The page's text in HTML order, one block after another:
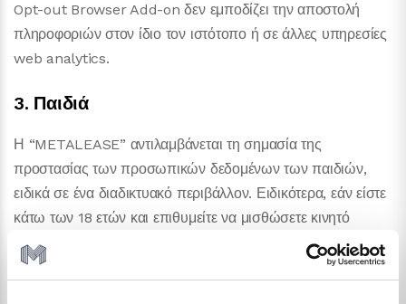
Opt-out Browser Add-on δεν εμποδίζει την αποστολή
πληροφοριών στον ίδιο τον ιστότοπο ή σε άλλες υπηρεσίες
web analytics.
3. Παιδιά
Η “METALEASE” αντιλαμβάνεται τη σημασία της
προστασίας των προσωπικών δεδομένων των παιδιών,
ειδικά σε ένα διαδικτυακό περιβάλλον. Ειδικότερα, εάν είστε
κάτω των 18 ετών και επιθυμείτε να μισθώσετε κινητό
τηλεφώνο, tablet ή άλλης συσκευής ή να έρθετε σε
επικοινωνία μαζί μας, θα πρέπει να λάβουμε γνώση της